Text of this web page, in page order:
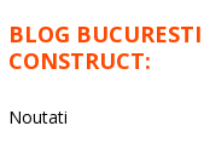
BLOG BUCURESTI
CONSTRUCT:
Noutati